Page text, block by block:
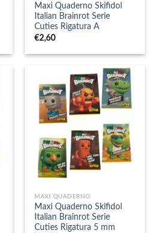
Maxi Quaderno Skifidol
Italian Brainrot Serie
Cuties Rigatura A
€2,60
MAXI QUADERNO
Maxi Quaderno Skifidol
Italian Brainrot Serie
Cuties Rigatura 5 mm